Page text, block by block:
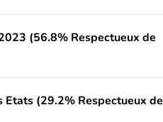
(56.8% Respectueux de
(29.2% Respectueux de